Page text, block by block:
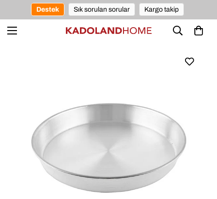
Destek Sık sorulan sorular Kargo takip